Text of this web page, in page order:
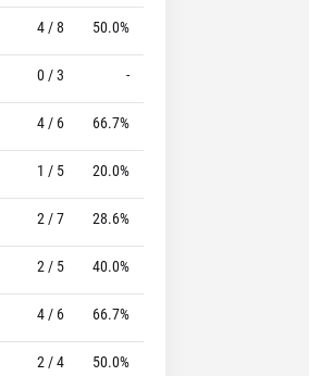
4 / 8 50.0%
0 / 3 -
4 / 6 66.7%
1 / 5 20.0%
2 / 7 28.6%
2 / 5 40.0%
4 / 6 66.7%
2 / 4 50.0%